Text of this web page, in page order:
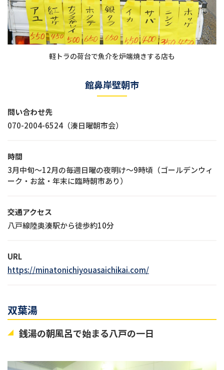
軽トラの荷台で魚介を炉端焼きする店も
館鼻岸壁朝市
問い合わせ先
070-2004-6524（湊日曜朝市会）
時間
3月中旬～12月の毎週日曜の夜明け～9時頃（ゴールデンウィ
ーク・お盆・年末に臨時朝市あり）
交通アクセス
八戸線陸奥湊駅から徒歩約10分
URL
https://minatonichiyouasaichikai.com/
双葉湯
銭湯の朝風呂で始まる八戸の一日